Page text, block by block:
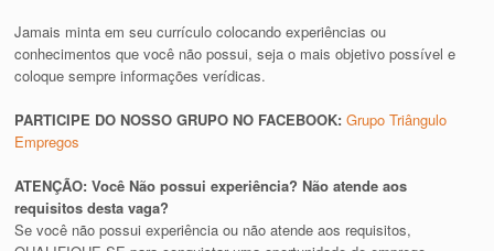
Jamais minta em seu currículo colocando experiências ou
conhecimentos que você não possui, seja o mais objetivo possível e
coloque sempre informações verídicas.
PARTICIPE DO NOSSO GRUPO NO FACEBOOK:Grupo Triângulo
Empregos
ATENÇÃO: Você Não possui experiência? Não atende aos
requisitos desta vaga?
Se você não possui experiência ou não atende aos requisitos,